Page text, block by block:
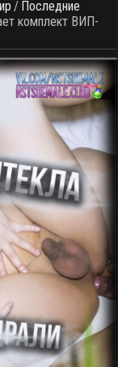
/ Последние
комплект ВИП-